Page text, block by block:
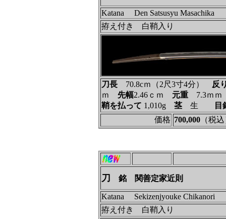
Katana Den Satsusyu Masachika
拵え付き 白鞘入り
刀長70.8cｍ（2尺3寸4分）
反
ｍ 先幅2.46ｃｍ 元重7.3ｍ
鞘を払って 1,010g 茎生
目
価格 700,000（税込
刀 銘 関善定家近則
Katana Sekizenjyouke Chikanori
拵え付き 白鞘入り